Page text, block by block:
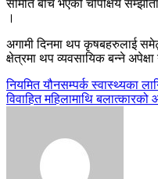
समिति बीच भएको चौपक्षिय
।
अगामी दिनमा थप कृषबहरुलाई
क्षेत्रमा थप व्यवसायिक बन्ने
Post
navigation
नियमित यौनसम्पर्क स्वास्थ्यका
विवाहित महिलामाथि